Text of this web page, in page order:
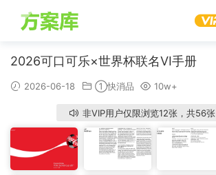
2026可口可乐×世界杯联名VI手册
2026-06-18 ①快消品 10w+
非VIP用户仅限浏览12张，共56张